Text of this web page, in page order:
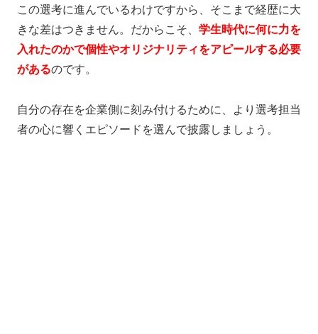
この選考に進んでいるわけですから、そこまで経歴に大
きな差はつきません。 だからこそ、 学生時代に何に力を
入れたのかで個性やオリジナリティをアピールする必要
があるのです。
自分の存在を企業側に刻み付けるために、より選考担当
者の心に響くエピソードを選んで披露しましょう。